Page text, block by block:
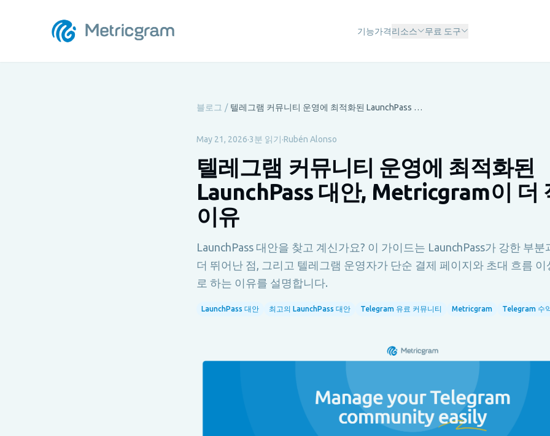
기능가격리소스 무료 도구
블로그 / 텔레그램 커뮤니티 운영에 최적화된 LaunchPass 대안, Metricgram이 더 적합한 이유
May 21, 2026·3분 읽기·Rubén Alonso
텔레그램 커뮤니티 운영에 최적화된
LaunchPass 대안, Metricgram이 더
이유
LaunchPass 대안을 찾고 계신가요? 이 가이드는 LaunchPass가 강한 부
더 뛰어난 점, 그리고 텔레그램 운영자가 단순 결제 페이지와 초대 흐름
로 하는 이유를 설명합니다.
LaunchPass 대안 최고의 LaunchPass 대안 Telegram 유료 커뮤니티 Metricgram Telegram 수